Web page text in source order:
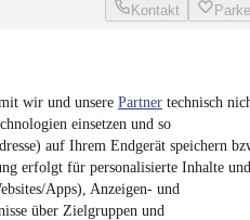
wir und unsere Partner technisch
einsetzen und so
auf Ihrem Endgerät speichern
erfolgt für personalisierte Inhalte und
Apps), Anzeigen- und
über Zielgruppen und
Kontakt
und einfach
App installieren